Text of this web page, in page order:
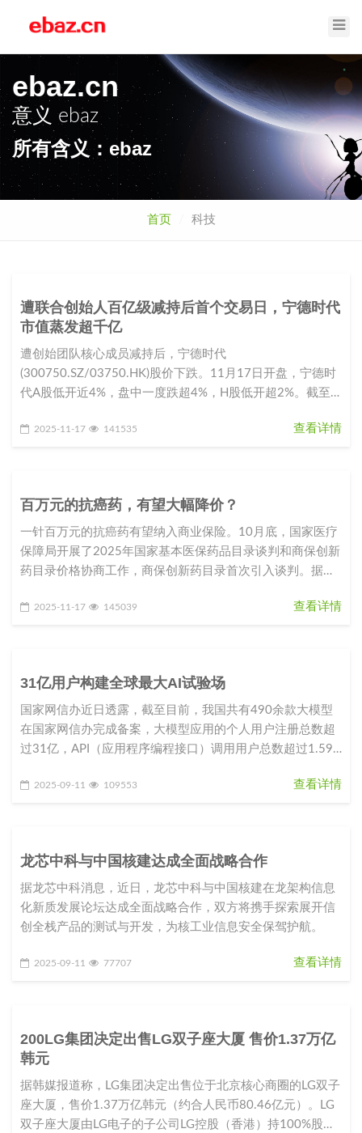
ebaz.cn
意义ebaz
所有含义：ebaz
首页 科技
遭联合创始人百亿级减持后首个交易日，宁德时代
市值蒸发超千亿
遭创始团队核心成员减持后，宁德时代
(300750.SZ/03750.HK)股价下跌。11月17日开盘，宁德时
代A股低开近4%，盘中一度跌超4%，H股低开超2%。截至
2025-11-17 141535 查看详情
百万元的抗癌药，有望大幅降价？
一针百万元的抗癌药有望纳入商业保险。10月底，国家医疗
保障局开展了2025年国家基本医保药品目录谈判和商保创新
药目录价格协商工作，商保创新药目录首次引入谈判。据现
2025-11-17 145039 查看详情
31亿用户构建全球最大AI试验场
国家网信办近日透露，截至目前，我国共有490余款大模型
在国家网信办完成备案，大模型应用的个人用户注册总数超
过31亿，API（应用程序编程接口）调用用户总数超过1.59
2025-09-11 109553 查看详情
龙芯中科与中国核建达成全面战略合作
据龙芯中科消息，近日，龙芯中科与中国核建在龙架构信息
化新质发展论坛达成全面战略合作，双方将携手探索展开信
创全栈产品的测试与开发，为核工业信息安全保驾护航。
2025-09-11 77707 查看详情
200LG集团决定出售LG双子座大厦 售价1.37万亿
韩元
据韩媒报道称，LG集团决定出售位于北京核心商圈的LG双子
座大厦，售价1.37万亿韩元（约合人民币80.46亿元）。LG
双子座大厦由LG电子的子公司LG控股（香港）持100%股